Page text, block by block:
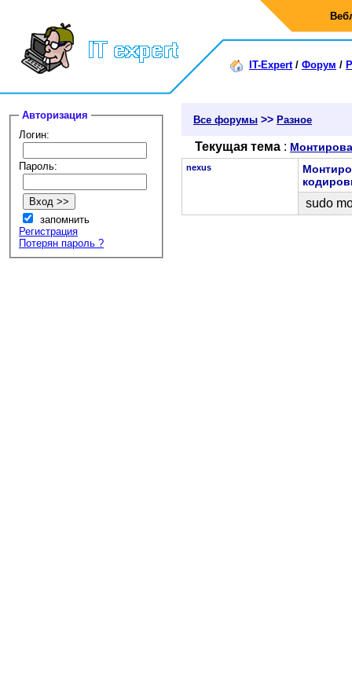
IT-Expert/ Форум /
Авторизация
Логин:
Пароль:
запомнить
Регистрация
Потерян пароль ?
Все форумы >> Разное
Текущая тема :
nexus
sudo